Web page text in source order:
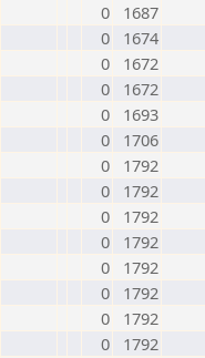
0
1687
0
1674
0
1672
0
1672
0
1693
0
1706
0
1792
0
1792
0
1792
0
1792
0
1792
0
1792
0
1792
0
1792